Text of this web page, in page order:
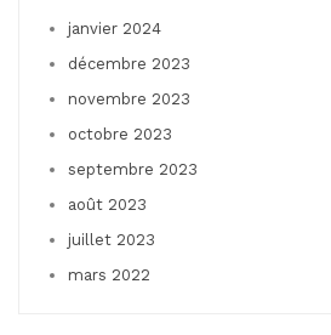
janvier 2024
décembre 2023
novembre 2023
octobre 2023
septembre 2023
août 2023
juillet 2023
mars 2022